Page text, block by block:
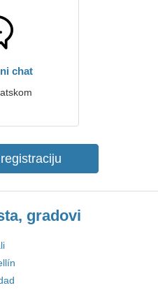
chat
gradovi